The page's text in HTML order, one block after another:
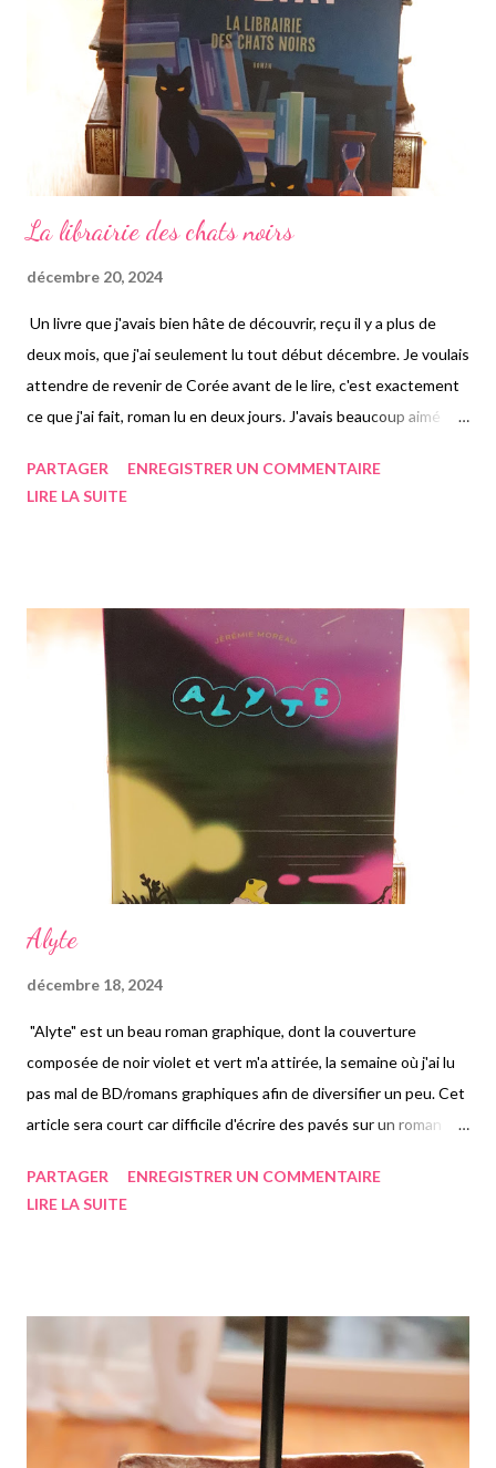
son véhicule, mourant dans l'accident. Les deux jeunes ne s'en
rendent pas compte sur le moment, préférant s'enfui...
La librairie des chats noirs
décembre 20, 2024
Un livre que j'avais bien hâte de découvrir, reçu il y a plus de
deux mois, que j'ai seulement lu tout début décembre. Je voulais
attendre de revenir de Corée avant de le lire, c'est exactement
ce que j'ai fait, roman lu en deux jours. J'avais beaucoup aimé
chez Gallmeister. Déjà la couverture est très attractive, et en
prof de maths reconverti dans la librairie. Aimant depuis
toujours les polars, le jour où il doit être écarté de son rôle de
prof, l'idée de créer sa propre librairie lui vient subitement.
Beaucoup de scènes importantes du récit se passent dans
cette librairie, théâtre de rencontres littéraires, avec "les e...
PARTAGER
ENREGISTRER UN COMMENTAIRE
LIRE LA SUITE
Alyte
décembre 18, 2024
"Alyte" est un beau roman graphique, dont la couverture
composée de noir violet et vert m'a attirée, la semaine où j'ai lu
pas mal de BD/romans graphiques afin de diversifier un peu. Cet
article sera court car difficile d'écrire des pavés sur un roman
l'histoire tout bébé, puis devient à son tour maman à protéger
faisant aider par divers animaux: un poisson, une chèvre, des
blaireaux... Entre entraide et fraternité à la méfiance de son
environnement et le danger que celui-ci entraîne, une très belle
histoire d'un petit crapaud mignon à qui il arrive pleins de
PARTAGER
ENREGISTRER UN COMMENTAIRE
LIRE LA SUITE